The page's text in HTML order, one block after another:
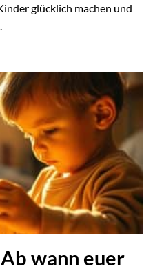
glücklich machen und
wann euer